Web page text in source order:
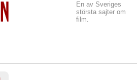
En av Sveriges
största sajter om
film.